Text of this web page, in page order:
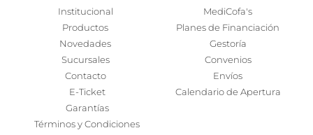
Institucional
Productos
Novedades
Sucursales
Contacto
E-Ticket
Garantías
Términos y Condiciones
MediCofa's
Planes de Financiación
Gestoría
Convenios
Envíos
Calendario de Apertura